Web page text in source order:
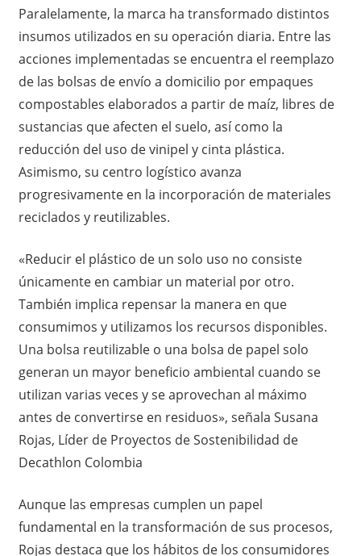
Paralelamente, la marca ha transformado distintos
insumos utilizados en su operación diaria. Entre las
acciones implementadas se encuentra el reemplazo
de las bolsas de envío a domicilio por empaques
compostables elaborados a partir de maíz, libres de
sustancias que afecten el suelo, así como la
reducción del uso de vinipel y cinta plástica.
Asimismo, su centro logístico avanza
progresivamente en la incorporación de materiales
reciclados y reutilizables.
«Reducir el plástico de un solo uso no consiste
únicamente en cambiar un material por otro.
También implica repensar la manera en que
consumimos y utilizamos los recursos disponibles.
Una bolsa reutilizable o una bolsa de papel solo
generan un mayor beneficio ambiental cuando se
utilizan varias veces y se aprovechan al máximo
antes de convertirse en residuos», señala Susana
Rojas, Líder de Proyectos de Sostenibilidad de
Decathlon Colombia
Aunque las empresas cumplen un papel
fundamental en la transformación de sus procesos,
Rojas destaca que los hábitos de los consumidores